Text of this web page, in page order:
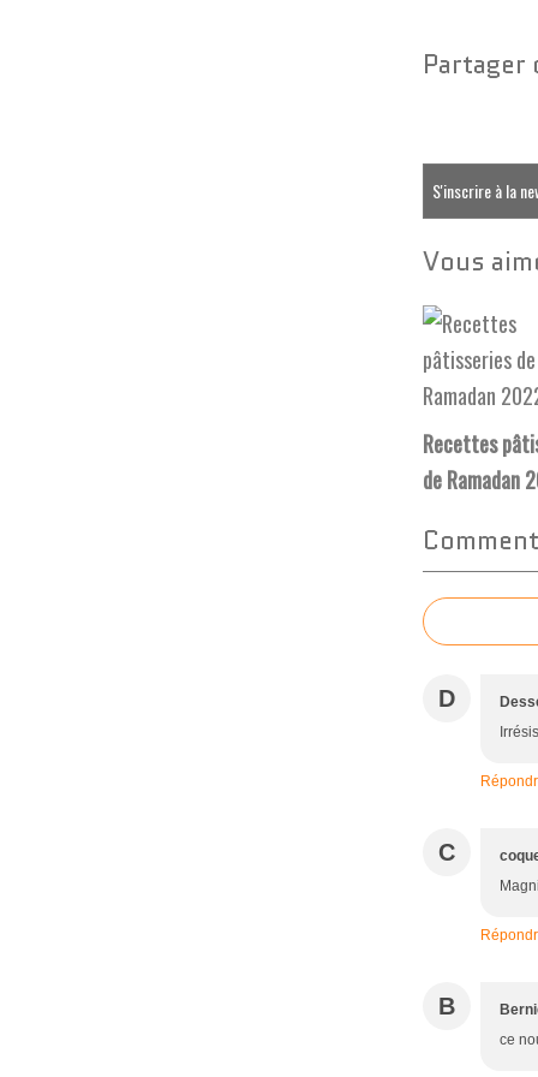
Partager
S'inscrire à la
Vous
Recettes
de Ramadan
D
C
B
ce